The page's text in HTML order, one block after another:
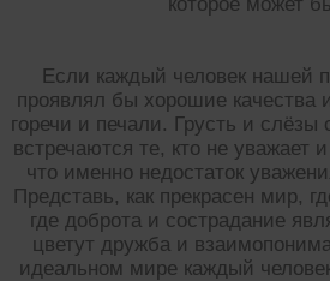
Если каждый человек нашей
проявлял бы хорошие
горечи и печали. Грусть и
встречаются те, кто не уважает
что именно недостаток
Представь, как прекрасен мир,
где доброта и сострадание
цветут дружба и
идеальном мире каждый